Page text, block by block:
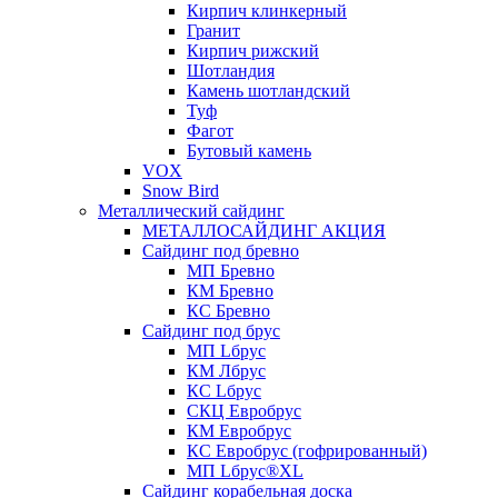
Кирпич клинкерный
Гранит
Кирпич рижский
Шотландия
Камень шотландский
Туф
Фагот
Бутовый камень
VOX
Snow Bird
Металлический сайдинг
МЕТАЛЛОСАЙДИНГ АКЦИЯ
Сайдинг под бревно
МП Бревно
КМ Бревно
КС Бревно
Сайдинг под брус
МП Lбрус
КМ Лбрус
КС Lбрус
СКЦ Евробрус
КМ Евробрус
КС Евробрус (гофрированный)
МП Lбрус®XL
Сайдинг корабельная доска